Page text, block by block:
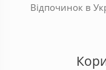
Відпочинок в